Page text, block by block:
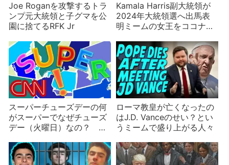
Joe Roganを攻撃するトラ
ンプ元大統領と子グマを公
園に捨てるRFK Jr
Kamala Harris副大統領が
2024年大統領選へ出馬表
明ミームの女王をココナッ
スーパーチューズデーの何
がスーパーでなぜチューズ
デー（火曜日）なの？ ア
ローマ教皇が亡くなったの
はJ.D. Vanceのせい？とい
うミームで盛り上がる人々